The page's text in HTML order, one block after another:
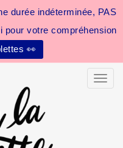
durée indéterminée, PAS
pour votre compréhension
👀